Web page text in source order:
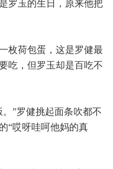
罗玉的生日，原来他把
枚荷包蛋，这是罗健最
吃，但罗玉却是百吃不
”罗健挑起面条吹都不
“哎呀哇呵他妈的真